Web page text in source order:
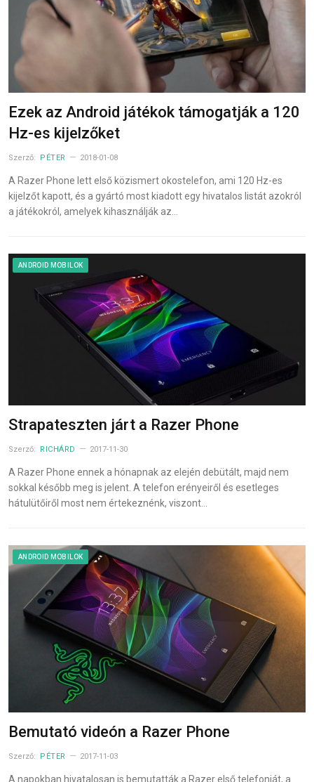
Ezek az Android játékok támogatják a 120
Hz-es kijelzőket
Szerző: PÉTER 2018-01-08
A Razer Phone lett első közismert okostelefon, ami 120 Hz-es
kijelzőt kapott, és a gyártó most kiadott egy hivatalos listát azokról
a játékokról, amelyek kihasználják az…
ANDROID MOBILOK
Strapateszten járt a Razer Phone
Szerző: RICHÁRD 2017-11-30
A Razer Phone ennek a hónapnak az elején debütált, majd nem
sokkal később meg is jelent. A telefon erényeiről és esetleges
hátulütőiről most nem értekeznénk, viszont…
ANDROID MOBILOK
Bemutató videón a Razer Phone
Szerző: PÉTER 2017-11-03
A napokban hivatalosan is bemutatták a Razer első telefonját, a